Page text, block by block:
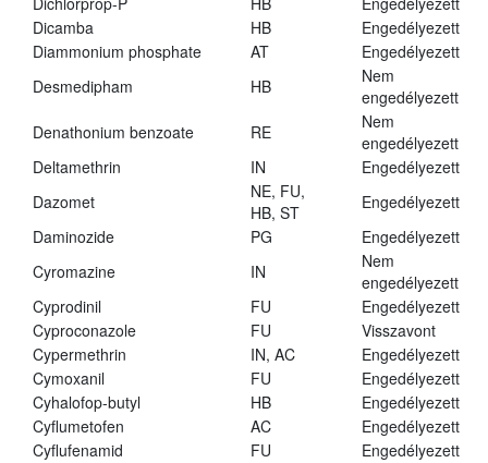
Dicamba
HB
Engedélyezett
Diammonium phosphate
AT
Engedélyezett
Desmedipham
HB
Nem
engedélyezett
Denathonium benzoate
RE
Nem
engedélyezett
Deltamethrin
IN
Engedélyezett
Dazomet
NE, FU,
HB, ST
Engedélyezett
Daminozide
PG
Engedélyezett
Cyromazine
IN
Nem
engedélyezett
Cyprodinil
FU
Engedélyezett
Cyproconazole
FU
Visszavont
Cypermethrin
IN, AC
Engedélyezett
Cymoxanil
FU
Engedélyezett
Cyhalofop-butyl
HB
Engedélyezett
Cyflumetofen
AC
Engedélyezett
Cyflufenamid
FU Engedélyezett